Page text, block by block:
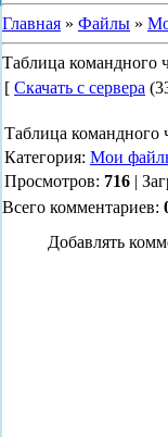
Главная» Файлы»
Таблица командного
[ Скачать с сервера
Таблица командного
Категория: Мои
Просмотров: 716|
Всего комментариев:
Добавлять